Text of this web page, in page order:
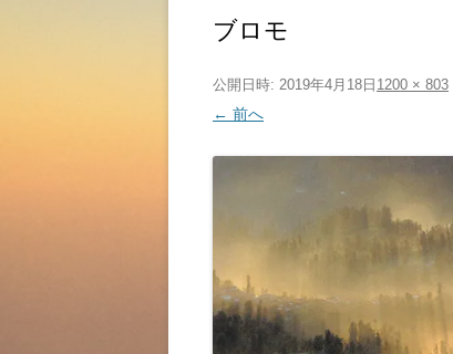
ブロモ
公開日時: 2019年4月18日 1200 × 803
← 前へ